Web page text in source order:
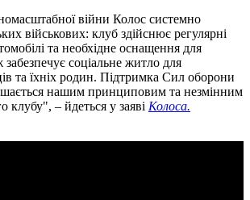
війни Колос системно
військових: клуб здійснює регулярні
та необхідне оснащення для
забезпечує соціальне житло для
та їхніх родин. Підтримка Сил оборони
нашим принциповим та незмінним
клубу", – йдеться у заяві Колоса.